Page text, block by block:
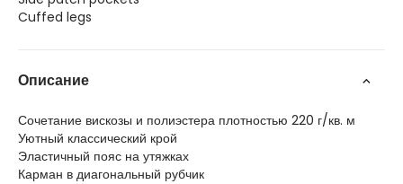
Cuffed legs
Описание
Сочетание вискозы и полиэстера плотностью 220 г/кв. м
Уютный классический крой
Эластичный пояс на утяжках
Карман в диагональный рубчик